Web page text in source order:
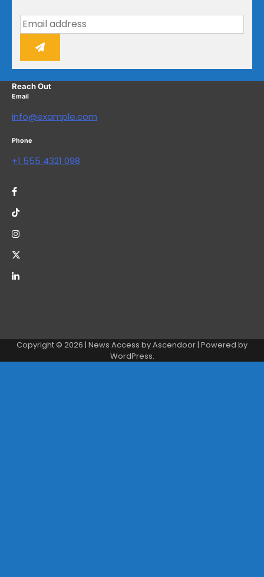
Reach Out
Email
info@example.com
Phone
+1 555 4321 098
Copyright © 2026 | News Access byAscendoor| Powered by
WordPress.